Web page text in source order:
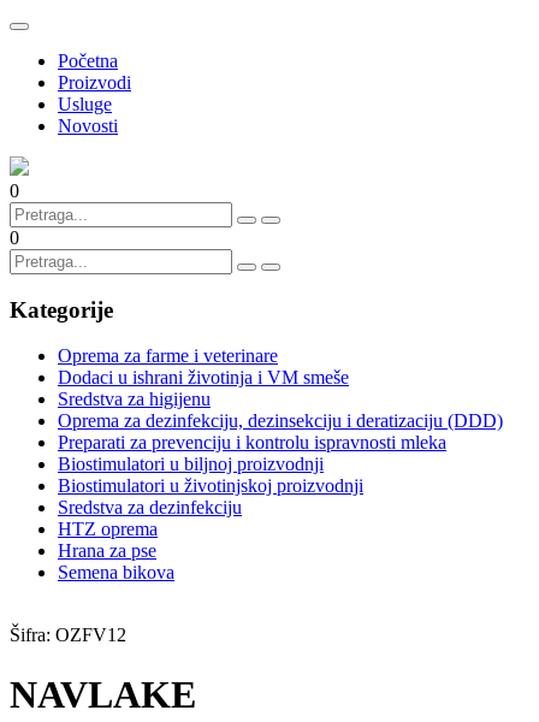
Početna
Proizvodi
Usluge
Novosti
0
0
Kategorije
Oprema za farme i veterinare
Dodaci u ishrani životinja i VM smeše
Sredstva za higijenu
Oprema za dezinfekciju, dezinsekciju i deratizaciju (DDD)
Preparati za prevenciju i kontrolu ispravnosti mleka
Biostimulatori u biljnoj proizvodnji
Biostimulatori u životinjskoj proizvodnji
Sredstva za dezinfekciju
HTZ oprema
Hrana za pse
Semena bikova
Šifra: OZFV12
NAVLAKE